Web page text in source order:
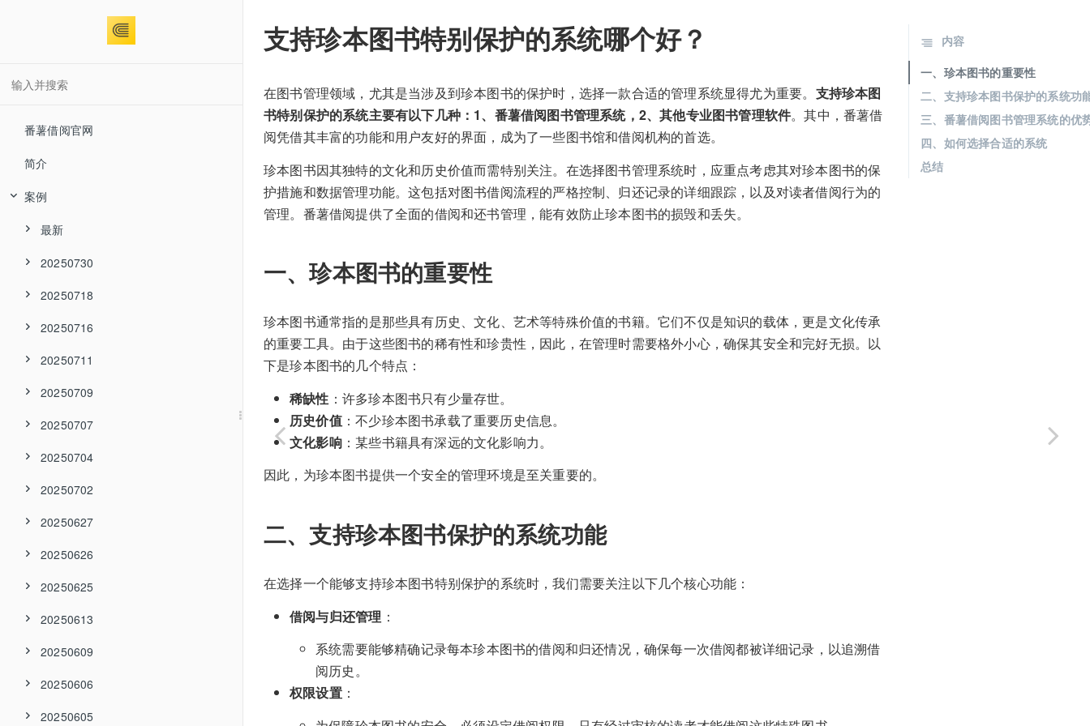
番薯借阅官网
简介
案例
最新
20250730
20250718
20250716
20250711
20250709
20250707
20250704
20250702
20250627
20250626
20250625
20250613
20250609
20250606
20250605
支持珍本图书特别保护的系统哪个好？
在图书管理领域，尤其是当涉及到珍本图书的保护时，选择一款合适的管理系统显得尤为重要。 支持珍本图
书特别保护的系统主要有以下几种：1、番薯借阅图书管理系统，2、其他专业图书管理软件。其中，番薯借
阅凭借其丰富的功能和用户友好的界面，成为了一些图书馆和借阅机构的首选。
珍本图书因其独特的文化和历史价值而需特别关注。在选择图书管理系统时，应重点考虑其对珍本图书的保
护措施和数据管理功能。这包括对图书借阅流程的严格控制、归还记录的详细跟踪，以及对读者借阅行为的
管理。番薯借阅提供了全面的借阅和还书管理，能有效防止珍本图书的损毁和丢失。
一、珍本图书的重要性
珍本图书通常指的是那些具有历史、文化、艺术等特殊价值的书籍。它们不仅是知识的载体，更是文化传承
的重要工具。由于这些图书的稀有性和珍贵性，因此，在管理时需要格外小心，确保其安全和完好无损。以
下是珍本图书的几个特点：
稀缺性 ：许多珍本图书只有少量存世。
历史价值：不少珍本图书承载了重要历史信息。
文化影响：某些书籍具有深远的文化影响力。
因此，为珍本图书提供一个安全的管理环境是至关重要的。
二、支持珍本图书保护的系统功能
在选择一个能够支持珍本图书特别保护的系统时，我们需要关注以下几个核心功能：
借阅与归还管理 ：
系统需要能够精确记录每本珍本图书的借阅和归还情况，确保每一次借阅都被详细记录，以追溯借
阅历史。
权限设置：
内容
一、珍本图书的重要性
二、支持珍本图书保护的系统功
三、番薯借阅图书管理系统的优
四、如何选择合适的系统
总结